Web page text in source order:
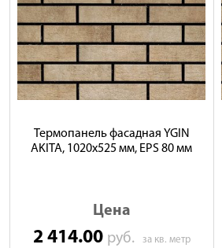
Термопанель фасадная YGIN
AKITA, 1020х525 мм, EPS 80 мм
Цена
2 414.00 руб. за кв. метр